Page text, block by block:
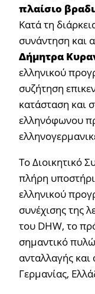
πλαίσιο
Κατά τη
συνάντηση και
Δήμητρα
ελληνικού
συζήτηση
κατάσταση και
ελληνόφωνου
Το Διοικητικό
πλήρη
ελληνικού
συνέχισης της
του DHW, το
σημαντικό
ανταλλαγής
Γερμανίας,